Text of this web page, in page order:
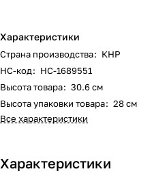
Характеристики
Страна производства: КНР
НС-код: НС-1689551
Высота товара: 30.6 см
Высота упаковки товара: 28 см
Все характеристики
Характеристики